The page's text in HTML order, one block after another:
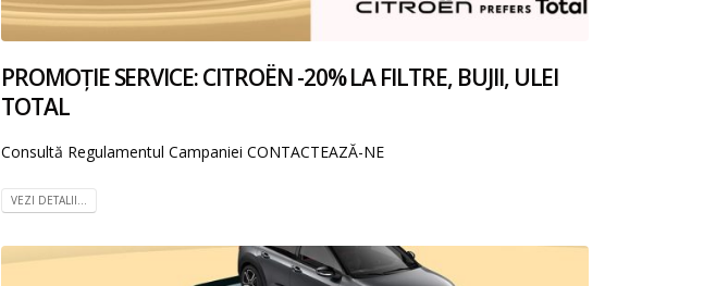
PROMOȚIE SERVICE: CITROËN -20% LA FILTRE, BUJII, ULEI
TOTAL
Consultă Regulamentul Campaniei CONTACTEAZĂ-NE
VEZI DETALII...